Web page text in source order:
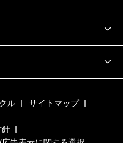
ル
サイトマップ
針